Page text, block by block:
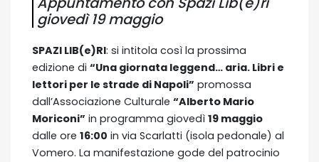
giovedì 19 maggio
SPAZI LIB(e)RI: si intitola così la prossima
edizione di “Una giornata leggend… aria. Libri e
lettori per le strade di Napoli” promossa
dall’Associazione Culturale “Alberto Mario
Moriconi” in programma giovedì 19 maggio
dalle ore 16:00 in via Scarlatti (isola pedonale) al
Vomero. La manifestazione gode del patrocinio